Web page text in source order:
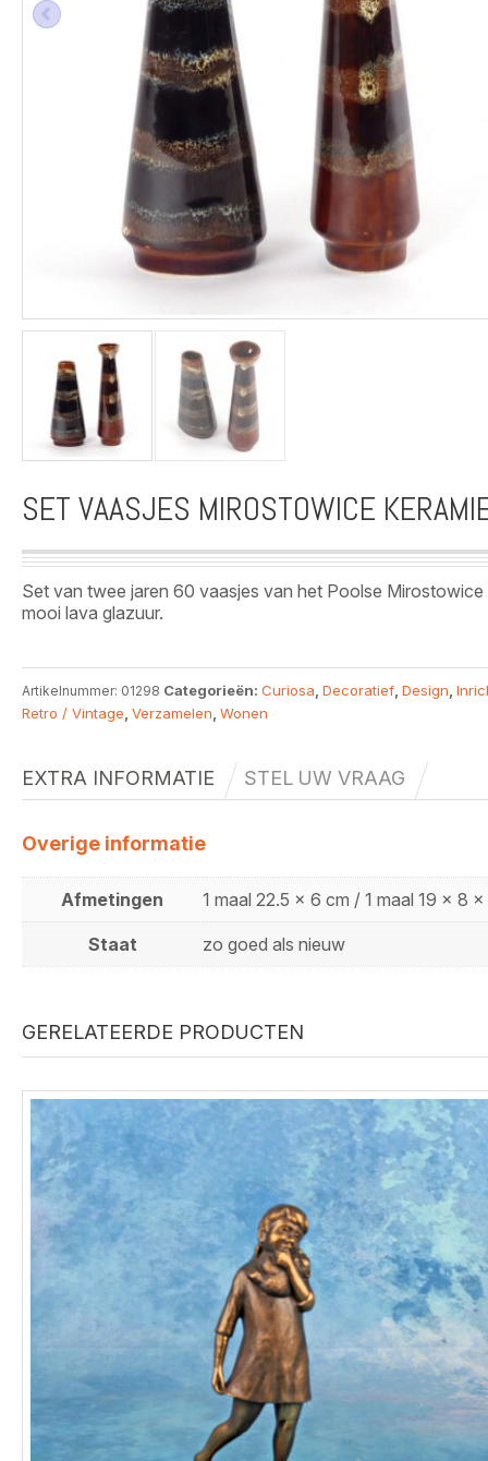
SET VAASJES MIROSTOWICE
Set van twee jaren 60 vaasjes van het Poolse Mirostowice
mooi lava glazuur.
Artikelnummer: 01298 Categorieën: Curiosa, Decoratief, Design,
Retro / Vintage, Verzamelen, Wonen
EXTRA INFORMATIE STEL UW VRAAG
Overige informatie
Afmetingen 1 maal 22.5 x 6 cm / 1 maal 19 x 8
Staat zo goed als nieuw
GERELATEERDE PRODUCTEN